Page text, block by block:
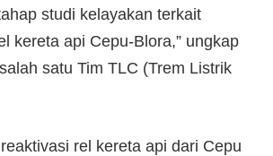
studi kelayakan terkait
kereta api Cepu-Blora,” ungkap
satu Tim TLC (Trem Listrik
rel kereta api dari Cepu